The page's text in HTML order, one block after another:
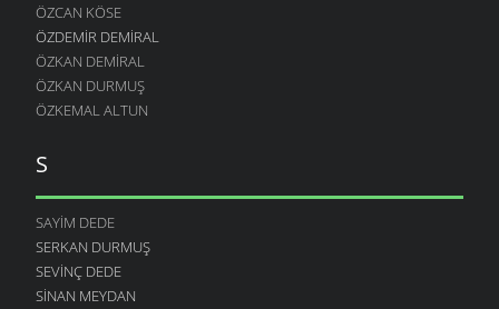
ÖZCAN KÖSE
ÖZDEMIR DEMIRAL
ÖZKAN DEMIRAL
ÖZKAN DURMUŞ
ÖZKEMAL ALTUN
S
SAYIM DEDE
SERKAN DURMUŞ
SEVINÇ DEDE
SINAN MEYDAN